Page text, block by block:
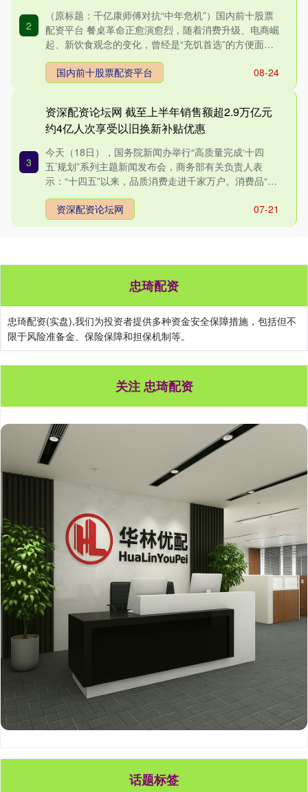
2
（原标题：千亿康师傅对抗“中年危机”）国内前十股票
配资平台 餐桌革命正愈演愈烈，随着消费升级、电商崛
起、新饮食观念的变化，曾经是“充饥首选”的方便面，
08-24
国内前十股票配资平台
3
资深配资论坛网 截至上半年销售额超2.9万亿元
约4亿人次享受以旧换新补贴优惠
今天（18日），国务院新闻办举行“高质量完成‘十四
五’规划”系列主题新闻发布会，商务部有关负责人表
示：“十四五”以来，品质消费走进千家万户。消费品“以
07-21
资深配资论坛网
忠琦配资
忠琦配资(实盘),我们为投资者提供多种资金安全保障措施，包括但不
限于风险准备金、保险保障和担保机制等。
关注 忠琦配资
话题标签